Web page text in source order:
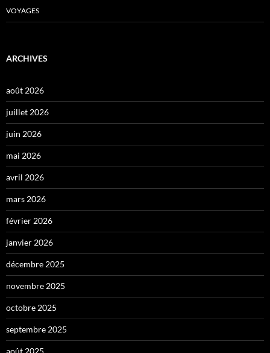
VOYAGES
ARCHIVES
août 2026
juillet 2026
juin 2026
mai 2026
avril 2026
mars 2026
février 2026
janvier 2026
décembre 2025
novembre 2025
octobre 2025
septembre 2025
août 2025